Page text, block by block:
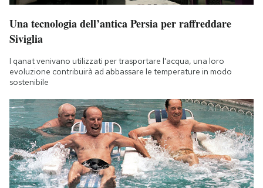
Una tecnologia dell’antica Persia per raffreddare
Siviglia
I qanat venivano utilizzati per trasportare l'acqua, una loro
evoluzione contribuirà ad abbassare le temperature in modo
sostenibile